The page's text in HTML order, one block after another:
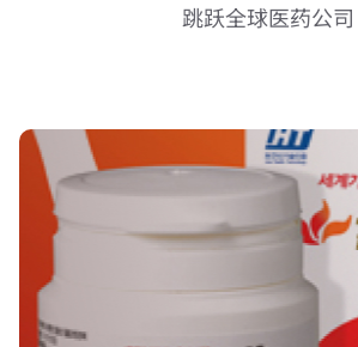
跳跃全球医药公司